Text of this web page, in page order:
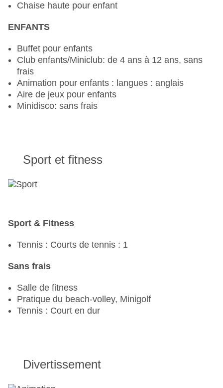
Chaise haute pour enfant
ENFANTS
Buffet pour enfants
Club enfants/Miniclub: de 4 ans à 12 ans, sans
frais
Animation pour enfants : langues : anglais
Aire de jeux pour enfants
Minidisco: sans frais
Sport et fitness
Sport & Fitness
Tennis : Courts de tennis : 1
Sans frais
Salle de fitness
Pratique du beach-volley, Minigolf
Tennis : Court en dur
Divertissement